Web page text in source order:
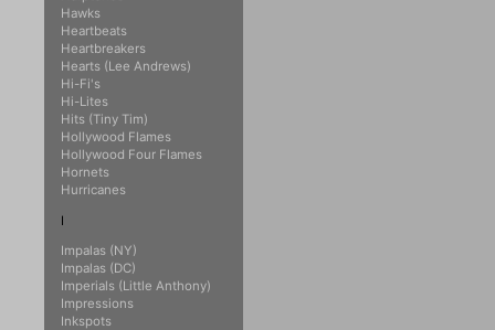
Hawks
Heartbeats
Heartbreakers
Hearts (Lee Andrews)
Hi-Fi's
Hi-Lites
Hits (Tiny Tim)
Hollywood Flames
Hollywood Four Flames
Hornets
Hurricanes
I
Impalas (NY)
Impalas (DC)
Imperials (Little Anthony)
Impressions
Inkspots